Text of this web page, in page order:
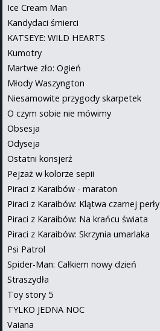
Ice Cream Man
Kandydaci śmierci
KATSEYE: WILD HEARTS
Kumotry
Martwe zło: Ogień
Młody Waszyngton
Niesamowite przygody skarpetek
O czym sobie nie mówimy
Obsesja
Odyseja
Ostatni konsjerż
Pejzaż w kolorze sepii
Piraci z Karaibów - maraton
Piraci z Karaibów: Klątwa czarnej perły
Piraci z Karaibów: Na krańcu świata
Piraci z Karaibów: Skrzynia umarlaka
Psi Patrol
Spider-Man: Całkiem nowy dzień
Straszydła
Toy story 5
TYLKO JEDNA NOC
Vaiana